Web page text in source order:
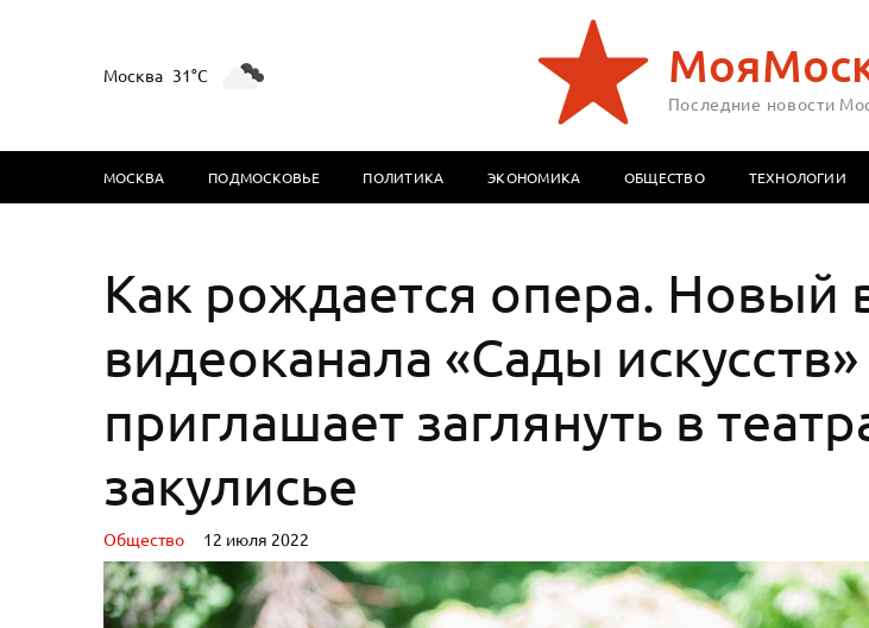
Москва 31°C
Последние новости
МОСКВА ПОДМОСКОВЬЕ ПОЛИТИКА ЭКОНОМИКА ОБЩЕСТВО ТЕХНОЛОГИИ
Как рождается опера. Новый
видеоканала «Сады искусств»
приглашает заглянуть в
закулисье
Oбщество 12 июля 2022